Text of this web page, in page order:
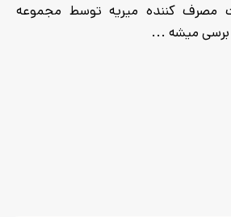
مصرف کننده میریه توسط مجموعه